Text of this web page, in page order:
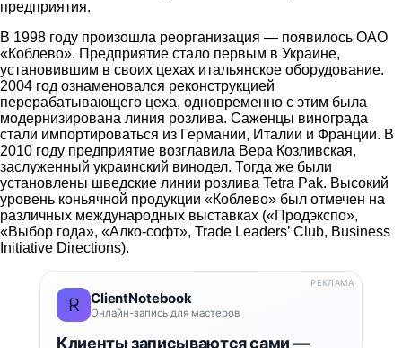
предприятия.
В 1998 году произошла реорганизация — появилось ОАО
«Коблево». Предприятие стало первым в Украине,
установившим в своих цехах итальянское оборудование.
2004 год ознаменовался реконструкцией
перерабатывающего цеха, одновременно с этим была
модернизирована линия розлива. Саженцы винограда
стали импортироваться из Германии, Италии и Франции. В
2010 году предприятие возглавила Вера Козливская,
заслуженный украинский винодел. Тогда же были
установлены шведские линии розлива Tetra Pak. Высокий
уровень коньячной продукции «Коблево» был отмечен на
различных международных выставках («Продэкспо»,
«Выбор года», «Алко-софт», Trade Leaders’ Club, Business
Initiative Directions).
R ClientNotebook
Онлайн-запись для мастеров
Клиенты записываются сами —
РЕКЛАМА